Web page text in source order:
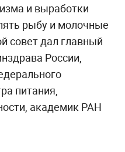
и выработки
рыбу и молочные
совет дал главный
России,
питания,
академик РАН